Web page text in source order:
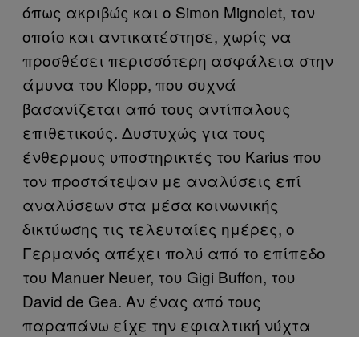
όπως ακριβώς και ο Simon Mignolet, τον
οποίο και αντικατέστησε, χωρίς να
προσθέσει περισσότερη ασφάλεια στην
άμυνα του Klopp, που συχνά
βασανίζεται από τους αντίπαλους
επιθετικούς. Δυστυχώς για τους
ένθερμους υποστηρικτές του Karius που
τον προστάτεψαν με αναλύσεις επί
αναλύσεων στα μέσα κοινωνικής
δικτύωσης τις τελευταίες ημέρες, ο
Γερμανός απέχει πολύ από το επίπεδο
του Manuer Neuer, του Gigi Buffon, του
David de Gea. Αν ένας από τους
παραπάνω είχε την εφιαλτική νύχτα